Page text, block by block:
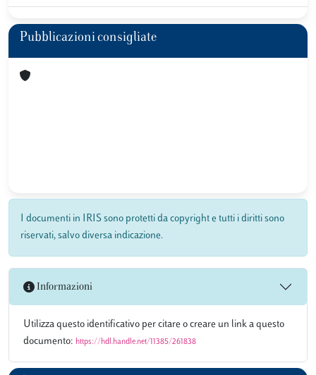
Pubblicazioni consigliate
I documenti in IRIS sono protetti da copyright e tutti i diritti sono
riservati, salvo diversa indicazione.
Informazioni
Utilizza questo identificativo per citare o creare un link a questo
documento: https://hdl.handle.net/11385/261838